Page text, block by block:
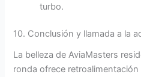
turbo.
10. Conclusión y llamada a la
La belleza de AviaMasters
ronda ofrece